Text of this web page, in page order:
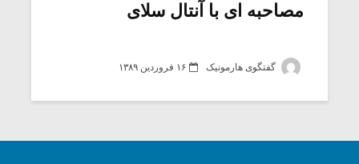
مصاحبه ای با آنتال سلای
گفتگوی هارمونیک ۱۶ فروردین ۱۳۸۹